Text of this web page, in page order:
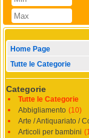
Home Page
Tutte le Categorie
Categorie
Tutte le Categorie
Abbigliamento (10)
Arte / Antiquariato /
Articoli per bambini